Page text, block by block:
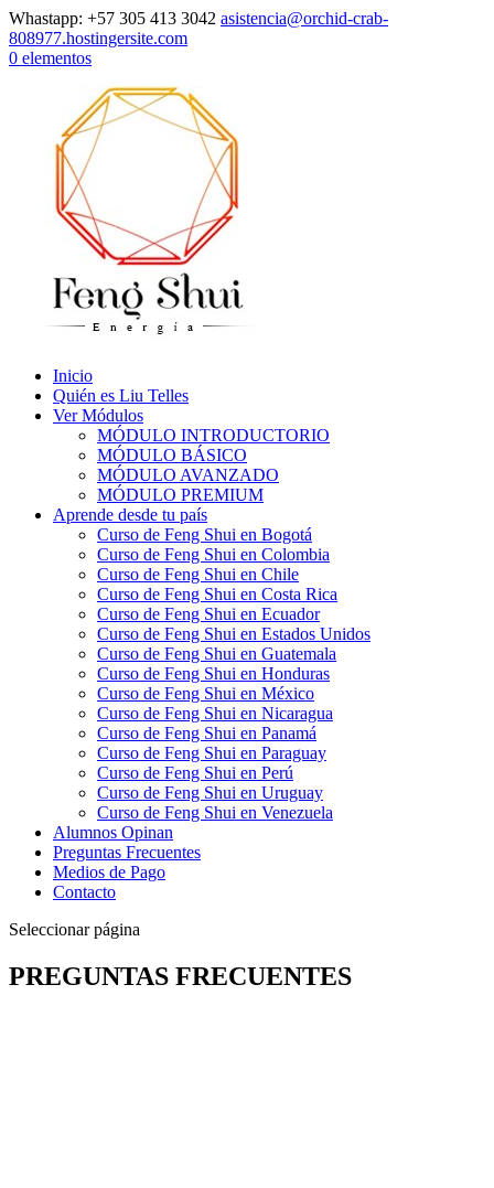
Whastapp: +57 305 413 3042 asistencia@orchid-crab-
808977.hostingersite.com
0 elementos
Inicio
Quién es Liu Telles
Ver Módulos
MÓDULO INTRODUCTORIO
MÓDULO BÁSICO
MÓDULO AVANZADO
MÓDULO PREMIUM
Aprende desde tu país
Curso de Feng Shui en Bogotá
Curso de Feng Shui en Colombia
Curso de Feng Shui en Chile
Curso de Feng Shui en Costa Rica
Curso de Feng Shui en Ecuador
Curso de Feng Shui en Estados Unidos
Curso de Feng Shui en Guatemala
Curso de Feng Shui en Honduras
Curso de Feng Shui en México
Curso de Feng Shui en Nicaragua
Curso de Feng Shui en Panamá
Curso de Feng Shui en Paraguay
Curso de Feng Shui en Perú
Curso de Feng Shui en Uruguay
Curso de Feng Shui en Venezuela
Alumnos Opinan
Preguntas Frecuentes
Medios de Pago
Contacto
Seleccionar página
PREGUNTAS FRECUENTES